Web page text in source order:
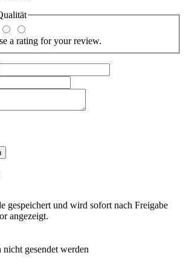
a rating for your review.
gespeichert und wird sofort nach Freigabe
angezeigt.
gesendet werden